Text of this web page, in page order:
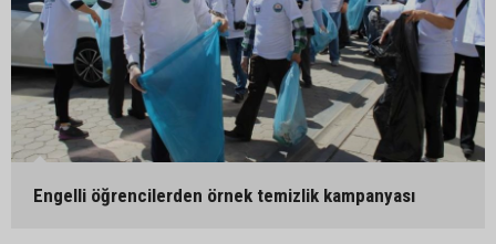
Engelli öğrencilerden örnek temizlik kampanyası